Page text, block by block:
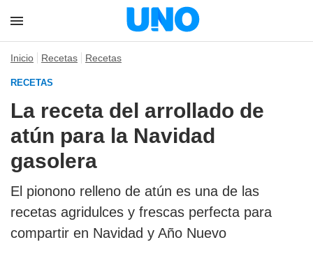
Inicio Recetas Recetas
RECETAS
La receta del arrollado de
atún para la Navidad
gasolera
El pionono relleno de atún es una de las
recetas agridulces y frescas perfecta para
compartir en Navidad y Año Nuevo